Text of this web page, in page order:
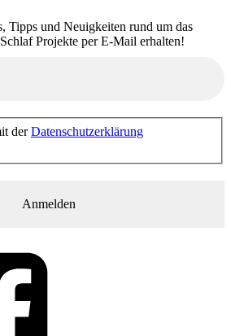
Tipps und Neuigkeiten rund um das
Projekte per E-Mail erhalten!
derDatenschutzerklärung